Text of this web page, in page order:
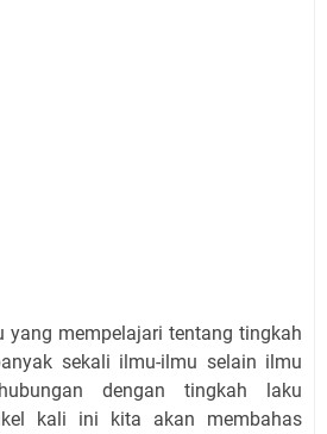
yang mempelajari tentang tingkah
sekali ilmu-ilmu selain ilmu
dengan tingkah laku
kali ini kita akan membahas